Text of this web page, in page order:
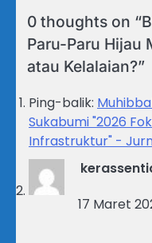
0 thoughts on “
Paru-Paru Hijau
atau Kelalaian?”
Ping-balik:
Sukabumi "2026
Infrastruktur" -
17 Maret